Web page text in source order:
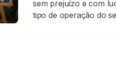
sem prejuízo e com
tipo de operação do